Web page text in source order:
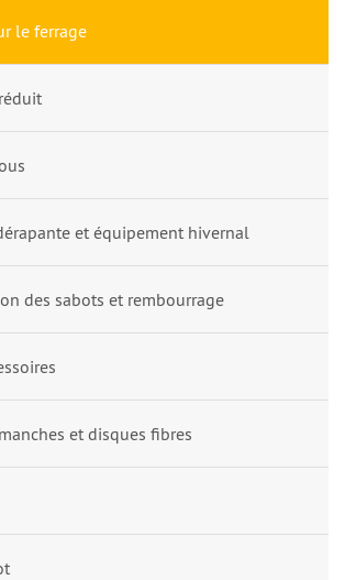
le ferrage
et équipement hivernal
des sabots et rembourrage
et disques fibres